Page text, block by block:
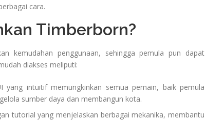
cara.
Timberborn?
kemudahan penggunaan, sehingga pemula pun dapat
diakses meliputi:
yang intuitif memungkinkan semua pemain, baik pemula
sumber daya dan membangun kota.
tutorial yang menjelaskan berbagai mekanika, membantu